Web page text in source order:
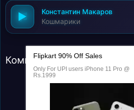
Константин Макаров
Кошмарики
Комментарии (0)